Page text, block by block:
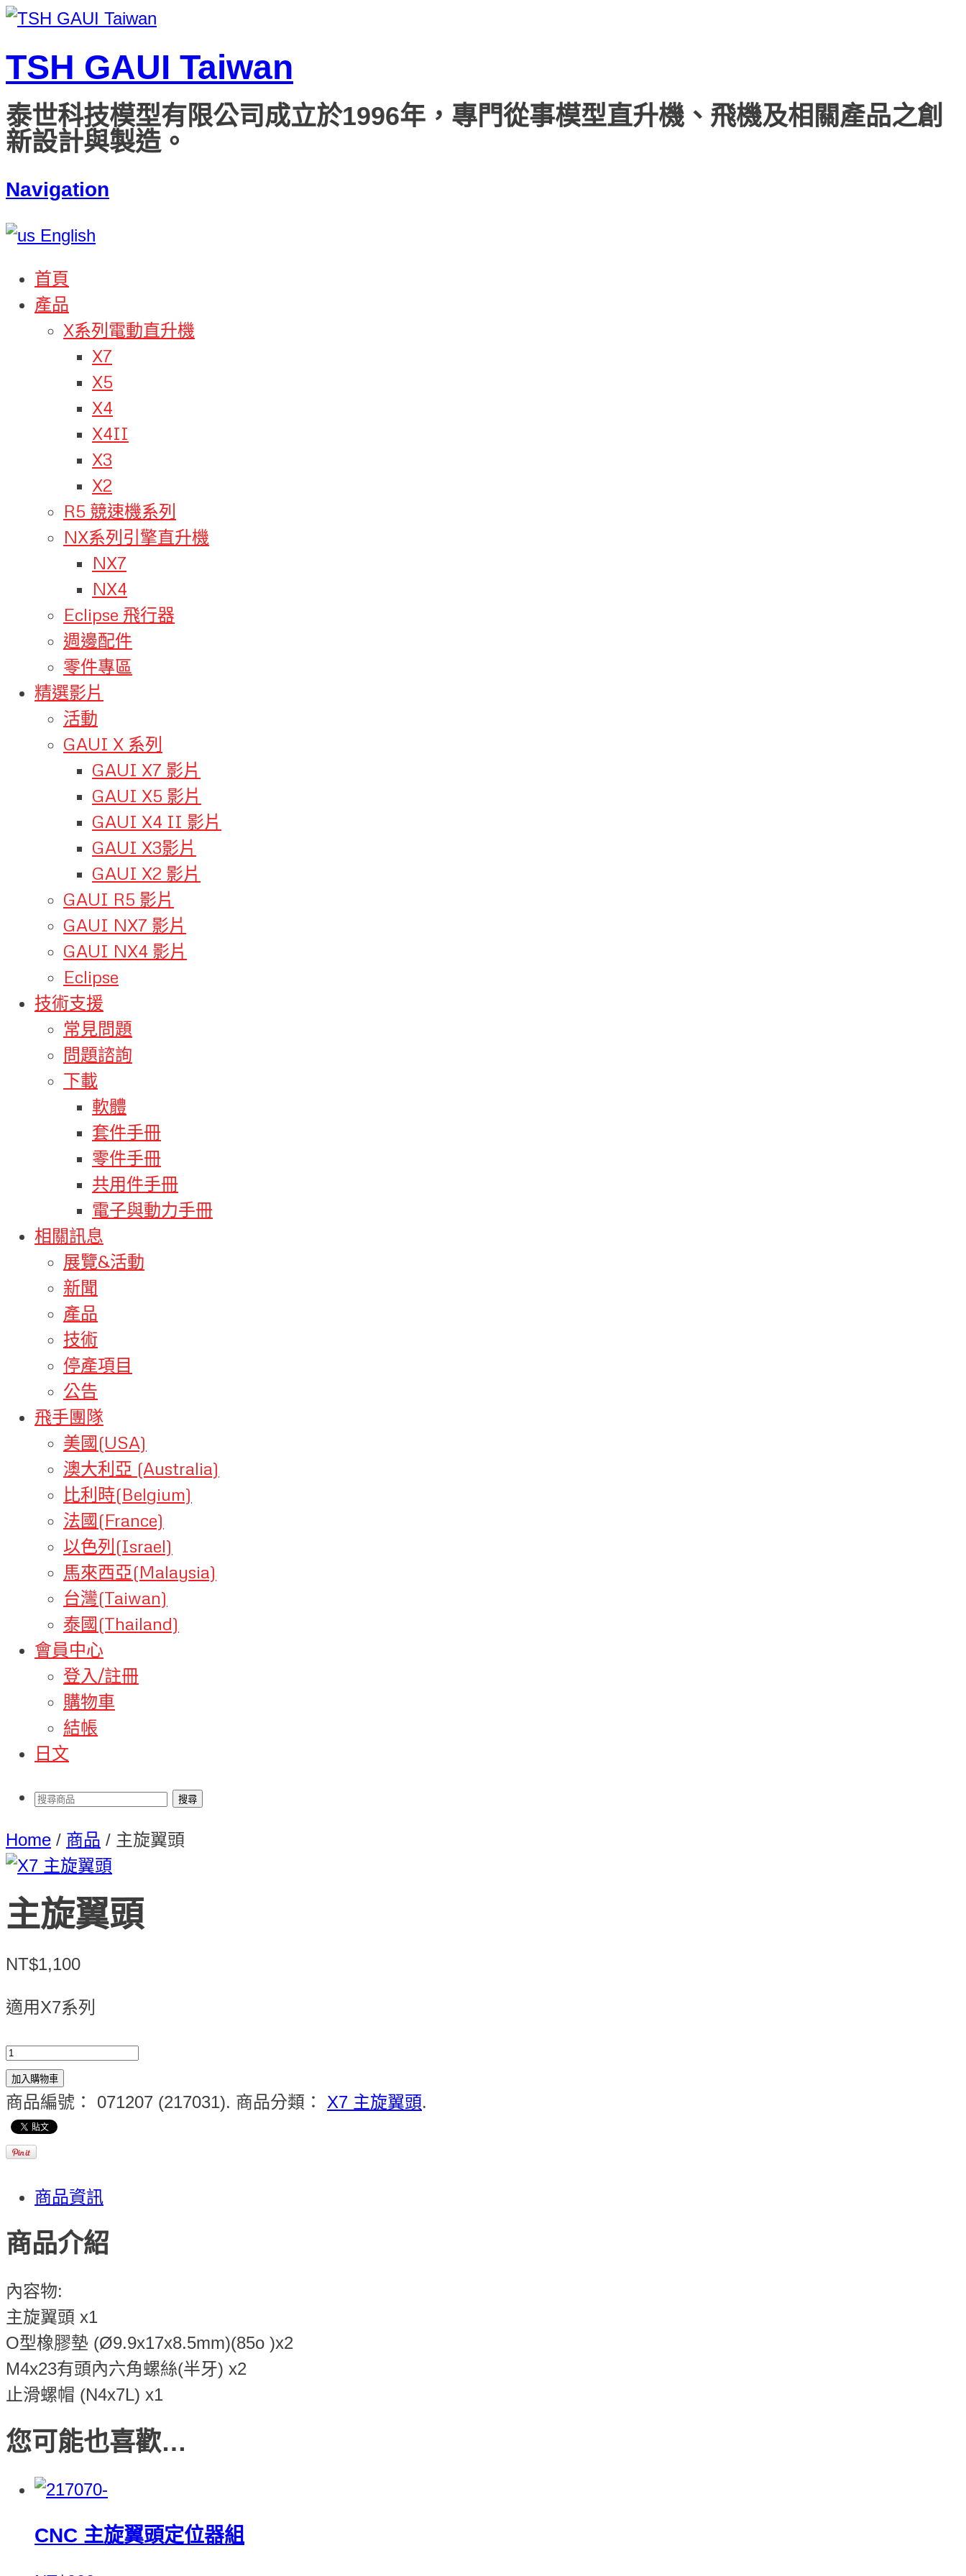
TSH GAUI Taiwan
泰世科技模型有限公司成立於1996年，專門從事模型直升機、飛機及相關產品之創
新設計與製造。
Navigation
English
首頁
產品
X系列電動直升機
X7
X5
X4
X4II
X3
X2
R5 競速機系列
NX系列引擎直升機
NX7
NX4
Eclipse 飛行器
週邊配件
零件專區
精選影片
活動
GAUI X 系列
GAUI X7 影片
GAUI X5 影片
GAUI X4 II 影片
GAUI X3影片
GAUI X2 影片
GAUI R5 影片
GAUI NX7 影片
GAUI NX4 影片
Eclipse
技術支援
常見問題
問題諮詢
下載
軟體
套件手冊
零件手冊
共用件手冊
電子與動力手冊
相關訊息
展覽&活動
新聞
產品
技術
停產項目
公告
飛手團隊
美國(USA)
澳大利亞 (Australia)
比利時(Belgium)
法國(France)
以色列(Israel)
馬來西亞(Malaysia)
台灣(Taiwan)
泰國(Thailand)
會員中心
登入/註冊
購物車
結帳
日文
Home / 商品 / 主旋翼頭
主旋翼頭
NT$1,100
適用X7系列
加入購物車
商品編號： 071207 (217031). 商品分類： X7 主旋翼頭.
商品資訊
商品介紹
內容物:
主旋翼頭 x1
O型橡膠墊 (Ø9.9x17x8.5mm)(85o )x2
M4x23有頭內六角螺絲(半牙) x2
止滑螺帽 (N4x7L) x1
您可能也喜歡…
CNC 主旋翼頭定位器組